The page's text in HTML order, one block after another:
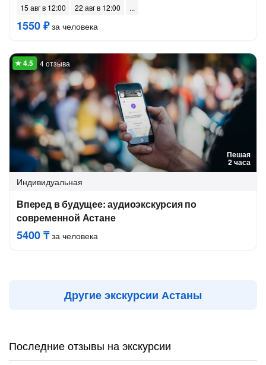
15 авг в 12:00 22 авг в 12:00
1550 ₽за человека
Пешая
2 часа
4 отзыва
Индивидуальная
Вперед в будущее: аудиоэкскурсия по
современной Астане
5400 ₸за человека
Другие экскурсии Астаны
Последние отзывы на экскурсии